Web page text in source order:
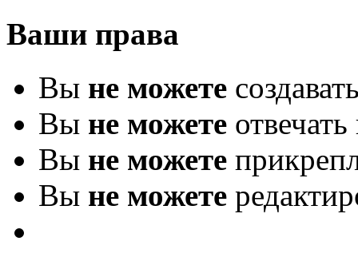
Ваши права
Вы не можете
Вы не можете
Вы не можете
Вы не можете